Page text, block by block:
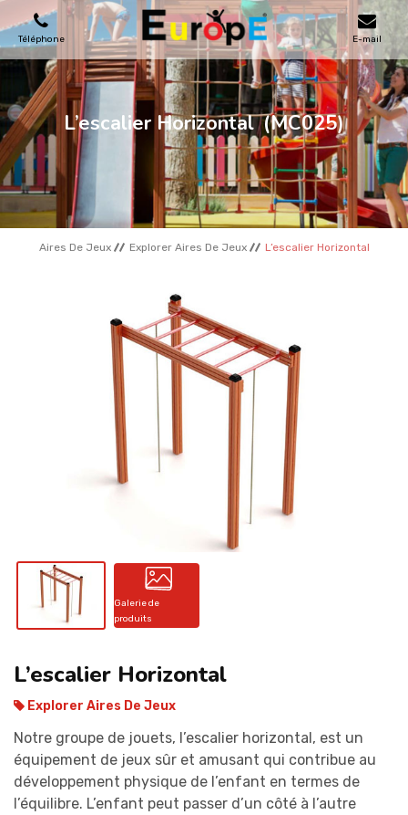
Téléphone E-mail
AIRES DE JEUX
MAISONS EN BOIS
MOBILIERS URBAINS
SKATEPARKS
L’escalier Horizontal (MC025)
Aires De Jeux Explorer Aires De Jeux L’escalier Horizontal
Galerie de
produits
L’escalier Horizontal
Explorer Aires De Jeux
Notre groupe de jouets, l’escalier horizontal, est un
équipement de jeux sûr et amusant qui contribue au
développement physique de l’enfant en termes de
l’équilibre. L’enfant peut passer d’un côté à l’autre